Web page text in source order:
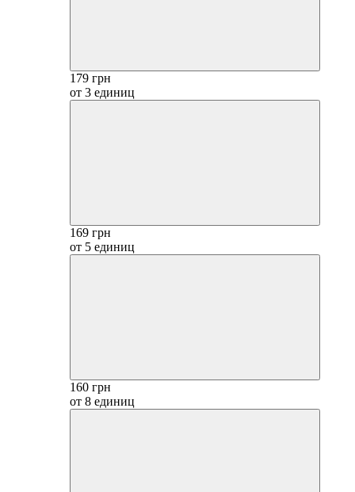
179 грн
от 3 единиц
169 грн
от 5 единиц
160 грн
от 8 единиц